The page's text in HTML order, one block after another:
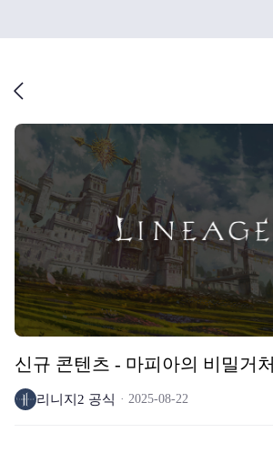
신규 콘텐츠 - 마피아의 비밀거처
리니지2 공식 2025-08-22